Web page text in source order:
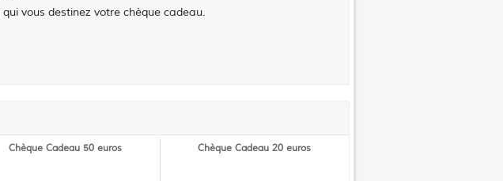
vous destinez votre chèque cadeau.
Chèque Cadeau 50 euros Chèque Cadeau 20 euros